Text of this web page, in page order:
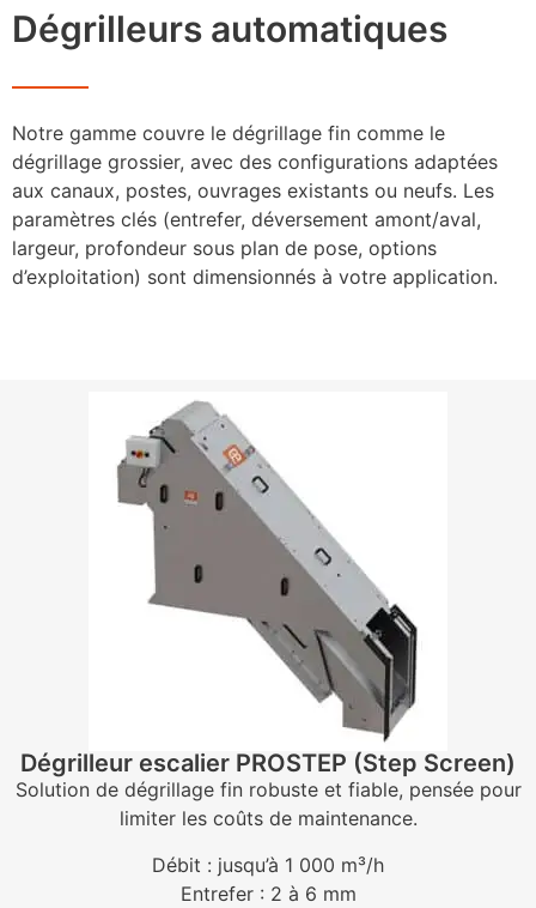
Dégrilleurs automatiques
Notre gamme couvre le dégrillage fin comme le
dégrillage grossier, avec des configurations adaptées
aux canaux, postes, ouvrages existants ou neufs. Les
paramètres clés (entrefer, déversement amont/aval,
largeur, profondeur sous plan de pose, options
d’exploitation) sont dimensionnés à votre application.
Dégrilleur escalier PROSTEP (Step Screen)
Solution de dégrillage fin robuste et fiable, pensée pour
limiter les coûts de maintenance.
Débit : jusqu’à 1 000 m³/h
Entrefer : 2 à 6 mm